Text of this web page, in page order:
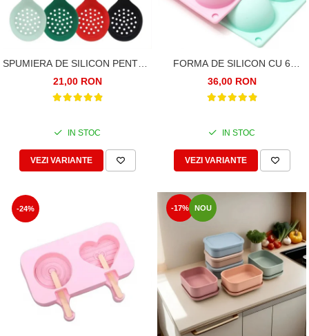
SPUMIERA DE SILICON PENTRU
GATIT SI SERVIRE,33CM.
SILICON ALIMENTAR
21,00 RON
IN STOC
VEZI VARIANTE
FORMA DE SILICON CU 6
SEMISFERE, CAVITATI, PENTRU
PRAJITURI, CIOCOLATA
36,00 RON
IN STOC
VEZI VARIANTE
-24% -17% NOU